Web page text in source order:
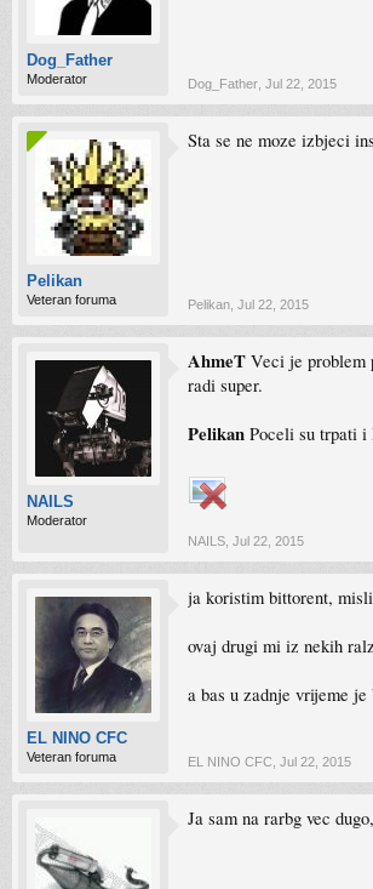
Dog_Father
Moderator Dog_Father Jul 22, 2015
Pelikan
Veteran foruma
Sta se ne moze izbjeci
Pelikan Jul 22, 2015
NAILS
Moderator
AhmeT Veci je problem
radi super.
Pelikan Poceli su trpati i
NAILS Jul 22, 2015
EL NINO CFC
Veteran foruma
ja koristim bittorent,
ovaj drugi mi iz nekih
a bas u zadnje vrijeme
EL NINO CFC Jul 22, 2015
Ja sam na rarbg vec